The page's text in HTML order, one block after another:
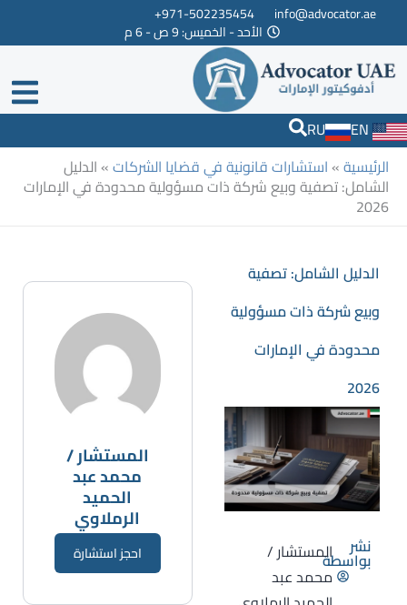
تخطي
المحتوى
info@advocator.ae
971-502235454+
الأحد - الخميس: 9 ص - 6 م
EN
RU
الرئيسية» استشارات قانونية في قضايا الشركات» الدليل
الشامل: تصفية وبيع شركة ذات مسؤولية محدودة في الإمارات
2026
الدليل الشامل: تصفية
وبيع شركة ذات مسؤولية
محدودة في الإمارات
2026
نشر
بواسطةالمستشار /
محمد عبد
المستشار /
محمد عبد
الحميد
الرملاوي
احجز استشارة